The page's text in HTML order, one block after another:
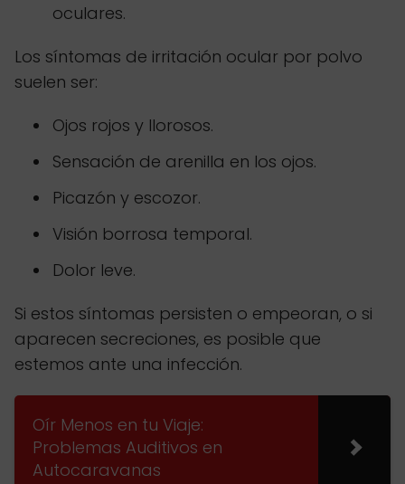
oculares.
Los síntomas de irritación ocular por polvo
suelen ser:
Ojos rojos y llorosos.
Sensación de arenilla en los ojos.
Picazón y escozor.
Visión borrosa temporal.
Dolor leve.
Si estos síntomas persisten o empeoran, o si
aparecen secreciones, es posible que
estemos ante una infección.
Oír Menos en tu Viaje:
Problemas Auditivos en
Autocaravanas